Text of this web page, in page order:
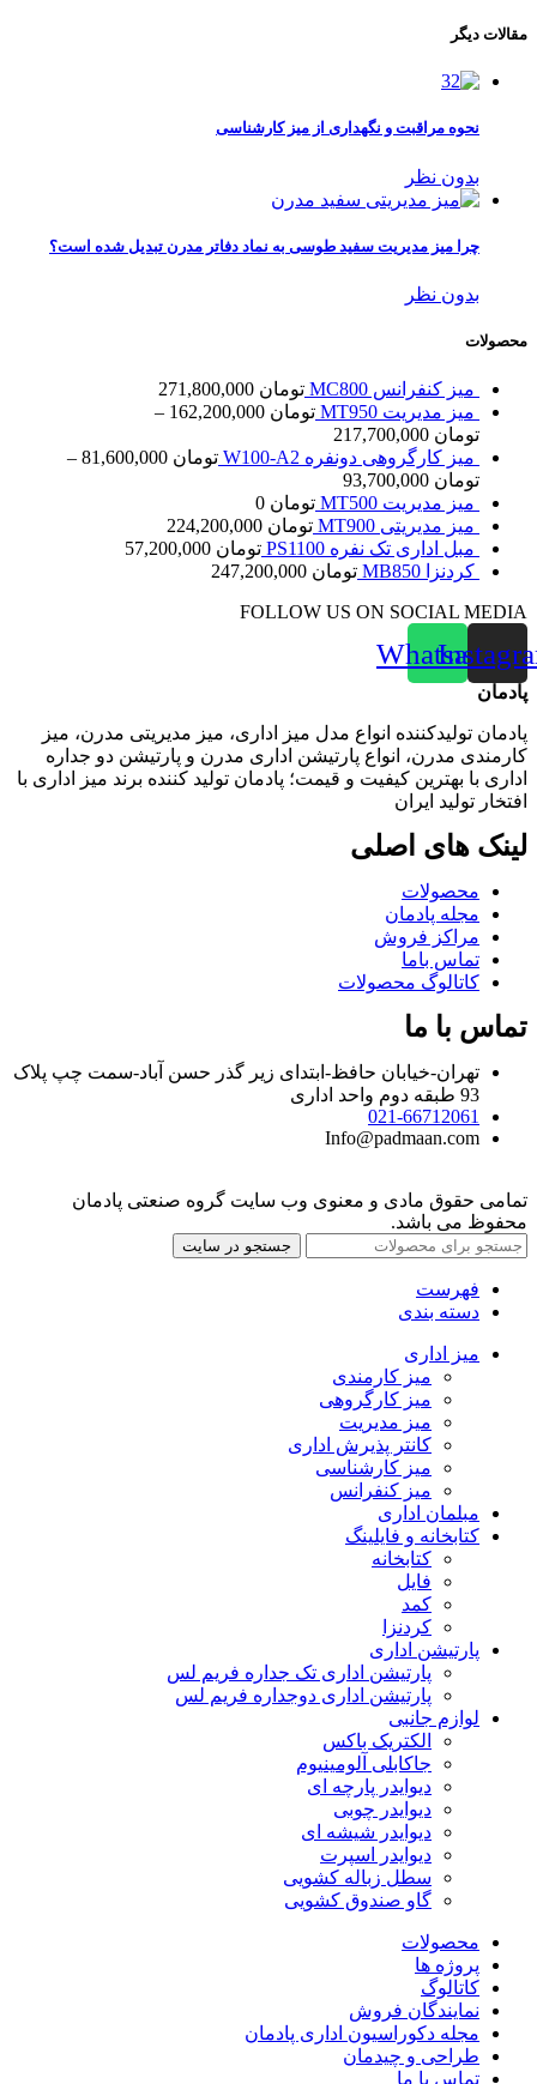
مقالات دیگر
نحوه مراقبت و نگهداری از میز کارشناسی
بدون نظر
چرا میز مدیریت سفید طوسی به نماد دفاتر مدرن تبدیل شده است؟
بدون نظر
محصولات
میز کنفرانس MC800 تومان
میز مدیریت MT950
تومان
–
تومان
میز کارگروهی دونفره W100-A2
تومان
–
تومان
میز مدیریت MT500
تومان
میز مدیریتی MT900
تومان
مبل اداری تک نفره PS1100
تومان
کردنزا MB850
تومان
FOLLOW US ON SOCIAL MEDIA
Whatsapp
پادمان
پادمان تولیدکننده انواع مدل میز اداری، میز مدیریتی مدرن، میز
کارمندی مدرن، انواع پارتیشن اداری مدرن و پارتیشن دو جداره
اداری با بهترین کیفیت و قیمت؛ پادمان تولید کننده برند میز اداری با
افتخار تولید ایران
لینک‌ های اصلی
محصولات
مجله پادمان
مراکز فروش
تماس باما
کاتالوگ محصولات
تماس با ما
تهران-خیابان حافظ-ابتدای زیر گذر حسن آباد-سمت چپ پلاک
93 طبقه دوم واحد اداری
021-66712061
Info@padmaan.com
تمامی حقوق مادی و معنوی وب سایت گروه صنعتی پادمان
محفوظ می باشد.
جستجو در سایت
فهرست
دسته بندی
میز اداری
میز کارمندی
میز کارگروهی
میز مدیریت
کانتر پذیرش اداری
میز کارشناسی
میز کنفرانس
مبلمان اداری
کتابخانه و فایلینگ
کتابخانه
فایل
کمد
کردنزا
پارتیشن اداری
پارتیشن اداری تک جداره فریم لس
پارتیشن اداری دوجداره فریم لس
لوازم جانبی
الکتریک باکس
جاکابلی آلومینیوم
دیوایدر پارچه ای
دیوایدر چوبی
دیوایدر شیشه ای
دیوایدر اسپرت
سطل زباله کشویی
گاو صندوق کشویی
محصولات
پروژه ها
کاتالوگ
نمایندگان فروش
مجله دکوراسیون اداری پادمان
طراحی و چیدمان
تماس با ما